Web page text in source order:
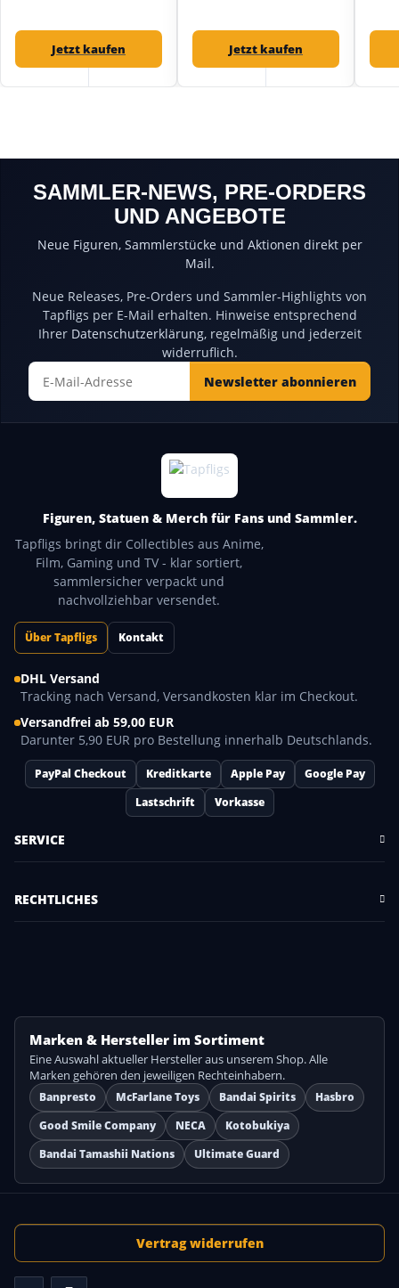
Jetzt kaufen Jetzt kaufen
SAMMLER-NEWS, PRE-ORDERS
UND ANGEBOTE
Neue Figuren, Sammlerstücke und Aktionen direkt per
Mail.
Neue Releases, Pre-Orders und Sammler-Highlights von
Tapfligs per E-Mail erhalten. Hinweise entsprechend
Ihrer Datenschutzerklärung, regelmäßig und jederzeit
widerruflich.
Newsletter abonnieren
DHL Versand
Tracking nach Versand, Versandkosten klar im Checkout.
Versandfrei ab 59,00 EUR
Darunter 5,90 EUR pro Bestellung innerhalb Deutschlands.
PayPal Checkout Kreditkarte Apple Pay
Google Pay
Lastschrift
Vorkasse
SERVICE
RECHTLICHES
Figuren, Statuen & Merch für Fans und Sammler.
Tapfligs bringt dir Collectibles aus Anime,
Film, Gaming und TV - klar sortiert,
sammlersicher verpackt und
nachvollziehbar versendet.
Über Tapfligs Kontakt
Marken & Hersteller im Sortiment
Eine Auswahl aktueller Hersteller aus unserem Shop. Alle
Marken gehören den jeweiligen Rechteinhabern.
Banpresto McFarlane Toys Bandai Spirits
Hasbro
Good Smile Company
NECA
Kotobukiya
Bandai Tamashii Nations
Ultimate Guard
Vertrag widerrufen